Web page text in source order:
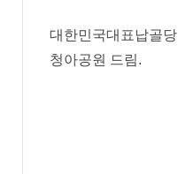
대한민국대표납골당
청아공원 드림.